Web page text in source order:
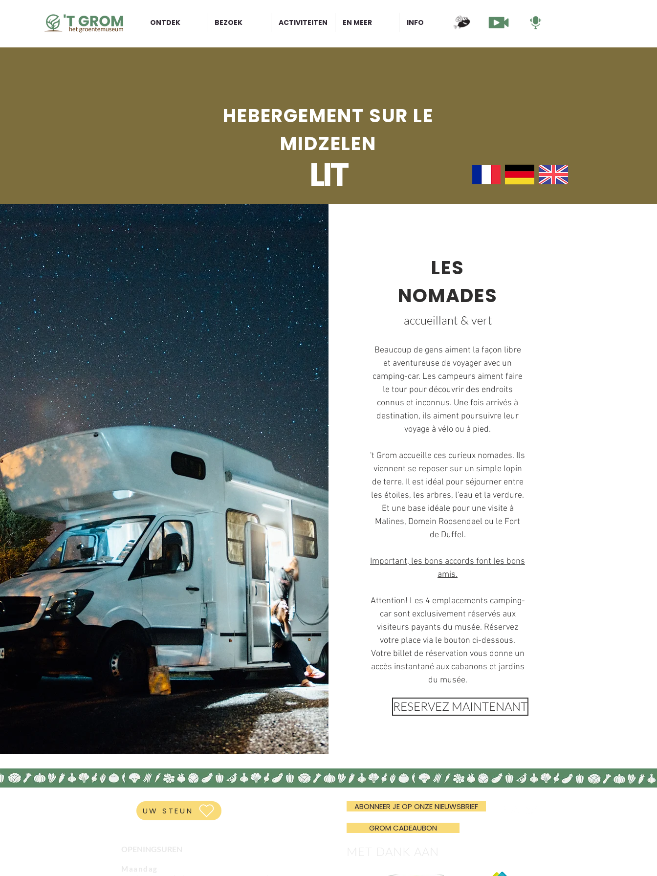
ONTDEK BEZOEK ACTIVITEITEN EN MEER INFO
LIT
HEBERGEMENT SUR LE
MIDZELEN
LES
NOMADES
accueillant & vert
Beaucoup de gens aiment la façon libre
et aventureuse de voyager avec un
camping-car. Les campeurs aiment faire
le tour pour découvrir des endroits
connus et inconnus. Une fois arrivés à
destination, ils aiment poursuivre leur
voyage à vélo ou à pied.
't Grom accueille ces curieux nomades. Ils
viennent se reposer sur un simple lopin
de terre. Il est idéal pour séjourner entre
les étoiles, les arbres, l'eau et la verdure.
Et une base idéale pour une visite à
Malines, Domein Roosendael ou le Fort
de Duffel.
Important, les bons accords font les bons
amis.
Attention! Les 4 emplacements camping-
car sont exclusivement réservés aux
visiteurs payants du musée. Réservez
votre place via le bouton ci-dessous.
Votre billet de réservation vous donne un
accès instantané aux cabanons et jardins
du musée.
RESERVEZ MAINTENANT
UW STEUN ABONNEER JE OP ONZE NIEUWSBRIEF
GROM CADEAUBON